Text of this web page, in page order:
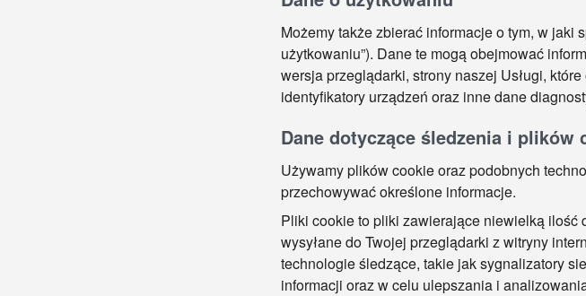
Możemy także zbierać informacje o tym, w jaki
użytkowaniu”). Dane te mogą obejmować
wersja przeglądarki, strony naszej Usługi,
identyfikatory urządzeń oraz inne dane
Dane dotyczące śledzenia i plików
Używamy plików cookie oraz podobnych
przechowywać określone informacje.
Pliki cookie to pliki zawierające niewielką ilość
wysyłane do Twojej przeglądarki z witryny
technologie śledzące, takie jak sygnalizatory
informacji oraz w celu ulepszania i